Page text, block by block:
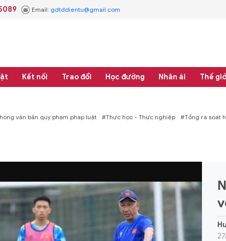
Email: gdtddientu@gmail.com
Kết nối Trao đổi Học đường Nhân ái Thế
văn bản quy phạm pháp luật #Thực học - Thực nghiệp #Tổng rà soát